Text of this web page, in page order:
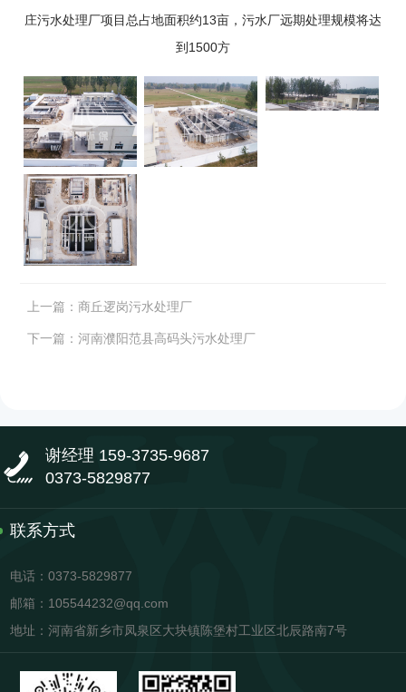
庄污水处理厂项目总占地面积约13亩，污水厂远期处理规模将达
到1500方
上一篇：商丘逻岗污水处理厂
下一篇：河南濮阳范县高码头污水处理厂
谢经理 159-3735-9687
0373-5829877
联系方式
电话：0373-5829877
邮箱：105544232@qq.com
地址：河南省新乡市凤泉区大块镇陈堡村工业区北辰路南7号